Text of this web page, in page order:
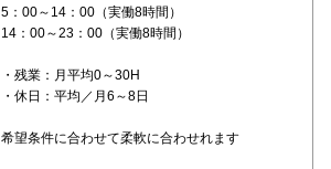
5：00～14：00（実働8時間）
14：00～23：00（実働8時間）
・残業：月平均0～30H
・休日：平均／月6～8日
希望条件に合わせて柔軟に合わせれます